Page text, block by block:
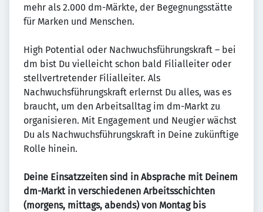
mehr als 2.000 dm-Märkte, der Begegnungsstätte
für Marken und Menschen.
High Potential oder Nachwuchsführungskraft – bei
dm bist Du vielleicht schon bald Filialleiter oder
stellvertretender Filialleiter. Als
Nachwuchsführungskraft erlernst Du alles, was es
braucht, um den Arbeitsalltag im dm-Markt zu
organisieren. Mit Engagement und Neugier wächst
Du als Nachwuchsführungskraft in Deine zukünftige
Rolle hinein.
Deine Einsatzzeiten sind in Absprache mit Deinem
dm-Markt in verschiedenen Arbeitsschichten
(morgens, mittags, abends) von Montag bis